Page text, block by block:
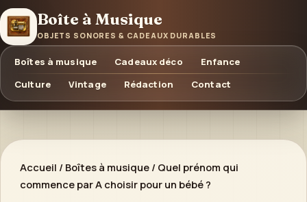
Boîte à Musique
OBJETS SONORES & CADEAUX DURABLES
Boîtes à musique Cadeaux déco
Enfance
Culture
Vintage Rédaction Contact
Accueil / Boîtes à musique / Quel prénom qui
commence par A choisir pour un bébé ?